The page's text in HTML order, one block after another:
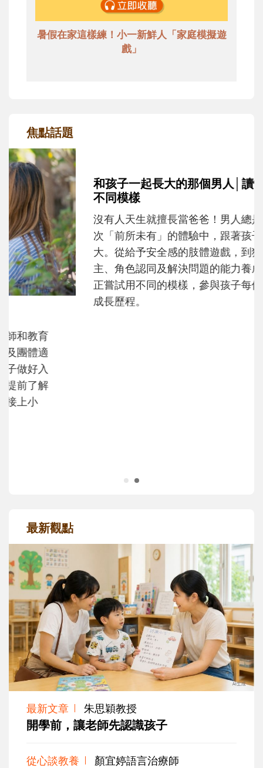
暑假在家這樣練！小一新鮮人「家庭模擬遊
戲」
焦點話題
和孩子一起長大的那個男人│讀懂父親的
不同模樣
沒有人天生就擅長當爸爸！男人總是在一次
次「前所未有」的體驗中，跟著孩子一起長
大。從給予安全感的肢體遊戲，到獨立自
主、角色認同及解決問題的能力養成。爸爸
正嘗試用不同的模樣，參與孩子每個重要的
最新觀點
最新文章 朱思穎教授
開學前，讓老師先認識孩子
從心談教養 顏宜婷語言治療師